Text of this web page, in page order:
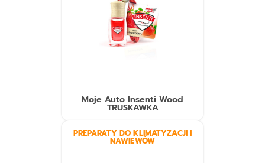
Moje Auto Insenti Wood
TRUSKAWKA
PREPARATY DO KLIMATYZACJI I
NAWIEWÓW